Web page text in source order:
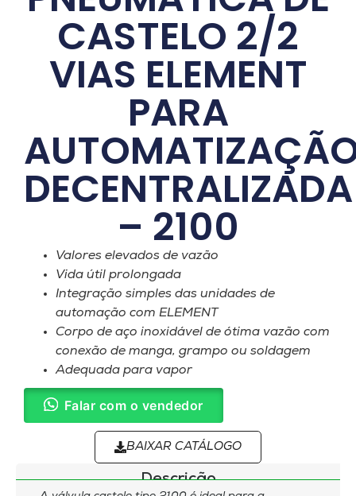
CASTELO 2/2
VIAS ELEMENT
PARA
DECENTRALIZADA
– 2100
Valores elevados de vazão
Vida útil prolongada
Integração simples das unidades de
automação com ELEMENT
Corpo de aço inoxidável de ótima vazão com
conexão de manga, grampo ou soldagem
Adequada para vapor
Falar com o vendedor
BAIXAR CATÁLOGO
Descrição